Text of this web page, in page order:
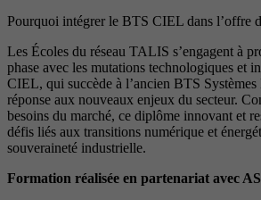
Pourquoi intégrer le BTS CIEL dans l’offre
Les Écoles du réseau TALIS s’engagent à
phase avec les mutations technologiques et
CIEL, qui succède à l’ancien BTS Systèmes
réponse aux nouveaux enjeux du secteur.
besoins du marché, ce diplôme innovant et
défis liés aux transitions numérique et
souveraineté industrielle.
Formation réalisée en partenariat avec